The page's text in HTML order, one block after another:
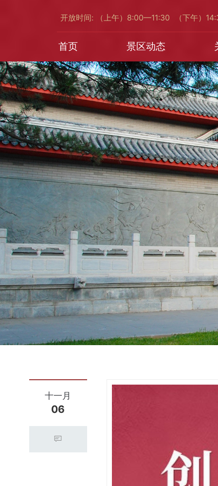
首页 景区动态
开放时间: （上午）8:00—11:30 （下午）14
十一月
06